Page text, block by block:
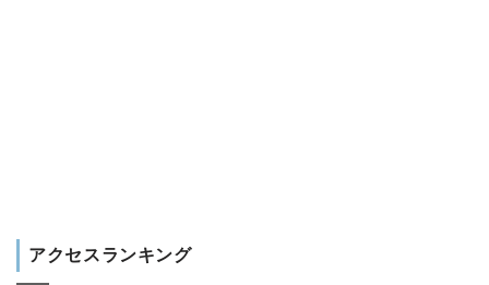
アクセスランキング